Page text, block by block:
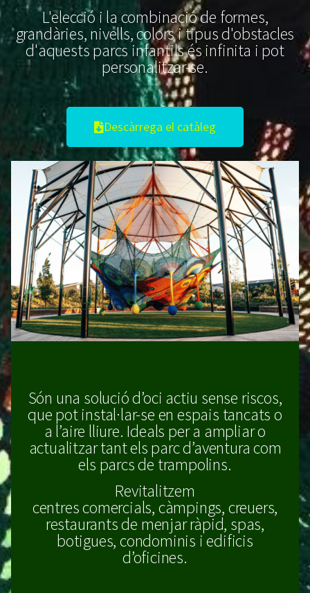
L'elecció i la combinació de formes,
grandàries, nivells, colors i tipus d'obstacles
d'aquests parcs infantils és infinita i pot
personalitzar-se.
Descàrrega el catàleg
Són una solució d’oci actiu sense riscos,
que pot instal·lar-se en espais tancats o
a l’aire lliure. Ideals per a ampliar o
actualitzar tant els parc d’aventura com
els parcs de trampolins.
Revitalitzem
centres comercials, càmpings, creuers,
restaurants de menjar ràpid, spas,
botigues, condominis i edificis
d’oficines.